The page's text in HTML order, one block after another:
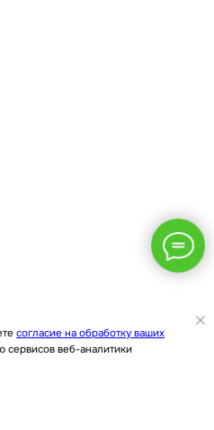
Контакты
согласие на обработку ваших
сервисов веб-аналитики